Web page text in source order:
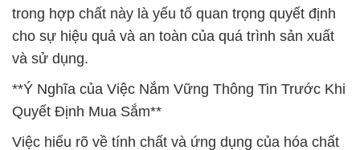
trong hợp chất này là yếu tố quan trọng quyết định
cho sự hiệu quả và an toàn của quá trình sản xuất
và sử dụng.
**Ý Nghĩa của Việc Nắm Vững Thông Tin Trước Khi
Quyết Định Mua Sắm**
Việc hiểu rõ về tính chất và ứng dụng của hóa chất